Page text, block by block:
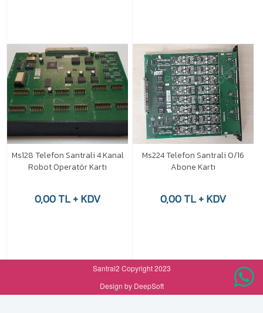
Ms128 Telefon Santrali 4 Kanal
Robot Operatör Kartı
0,00 TL + KDV
Ms224 Telefon Santrali 0/16
Abone Kartı
0,00 TL + KDV
Santral2 Copyright 2023
Design by DeepSoft